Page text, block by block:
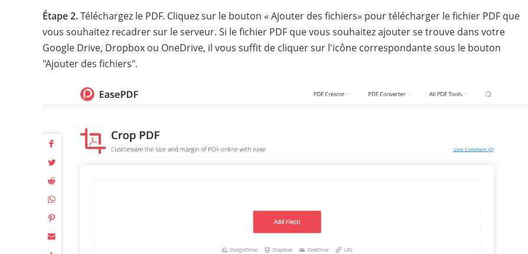
Étape 2.Téléchargez le PDF. Cliquez sur le bouton « Ajouter des fichiers» pour télécharger le fichier PDF que
vous souhaitez recadrer sur le serveur. Si le fichier PDF que vous souhaitez ajouter se trouve dans votre
Google Drive, Dropbox ou OneDrive, il vous suffit de cliquer sur l'icône correspondante sous le bouton
"Ajouter des fichiers".